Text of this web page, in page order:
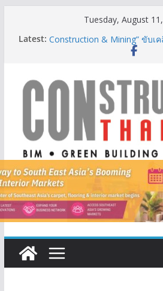
Tuesday, August
Latest: BCT Expo 2026 ชูแนวคิด
Construction & Mining” ขับเ
เดินหน้าสร้างการเติบโตอย่างยั่
‘FutureBuild Asia 2026’ รวม
เทนต์-นิทรรศการเชื่อมระบบนิ
นิปปอนเพนต์ผนึก 6 พันธมิตรโ
“NIPPON PAINT WORRY
TITLE เผยรายได้ครึ่งปีแรก
เติบโต 377% ชี้ดีมานด์ภูเก็ตยัง